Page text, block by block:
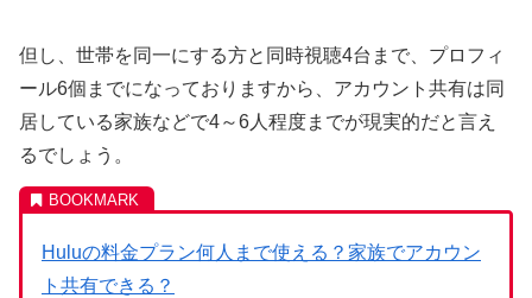
但し、世帯を同一にする方と同時視聴4台まで、プロフィ
ール6個までになっておりますから、アカウント共有は同
居している家族などで4～6人程度までが現実的だと言え
るでしょう。
Huluの料金プラン何人まで使える？家族でアカウン
ト共有できる？